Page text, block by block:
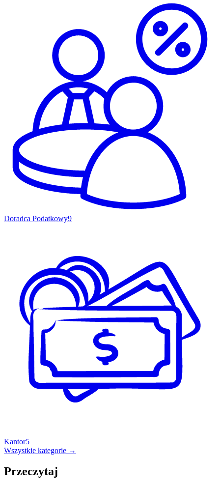
Doradca Podatkowy9
Kantor5
Wszystkie kategorie →
Przeczytaj